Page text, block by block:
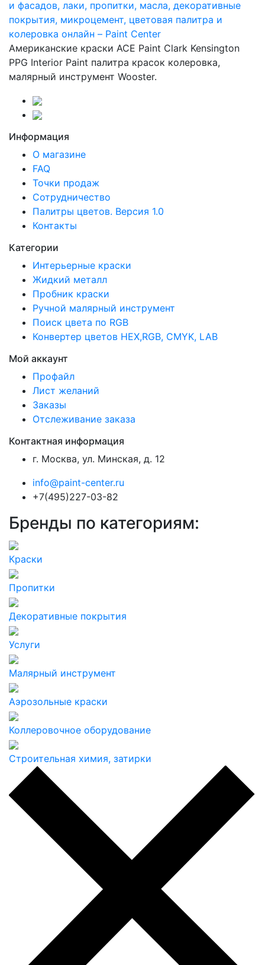
Американские краски ACE Paint Clark Kensington
PPG Interior Paint палитра красок колеровка,
малярный инструмент Wooster.
Информация
О магазине
FAQ
Точки продаж
Сотрудничество
Палитры цветов. Версия 1.0
Контакты
Категории
Интерьерные краски
Жидкий металл
Пробник краски
Ручной малярный инструмент
Поиск цвета по RGB
Конвертер цветов HEX,RGB, CMYK, LAB
Мой аккаунт
Профайл
Лист желаний
Заказы
Отслеживание заказа
Контактная информация
г. Москва, ул. Минская, д. 12
info@paint-center.ru
+7(495)227-03-82
Бренды по категориям:
Краски
Пропитки
Декоративные покрытия
Услуги
Малярный инструмент
Аэрозольные краски
Коллеровочное оборудование
Строительная химия, затирки